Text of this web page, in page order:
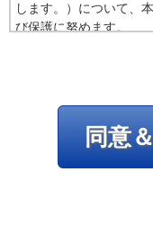
します。）について、
び保護に努めます。
SBIホールディングス
あたり、必要となるお
個人情報は、回答する
同意